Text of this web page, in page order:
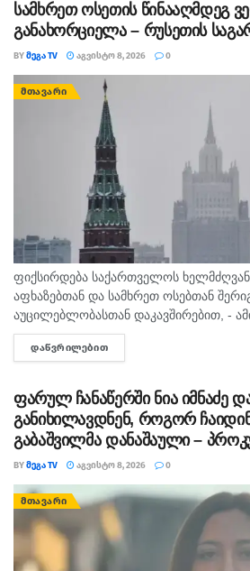
სამხრეთ ოსეთის წინააღმდეგ
განახორციელა – რუსეთის
BYᲛᲔᲒᲐ TV ᲐᲒᲕᲘᲡᲢᲝ 8, 2026 0
ᲛᲗᲐᲕᲐᲠᲘ
ფიქსირდება საქართველოს
აფხაზებთან და სამხრეთ ოსებთან
აუცილებლობასთან დაკავშირებით, -
საგარეო საქმეთა სამინისტროს
რომელსაც უწყება 2008 წლის
ᲓᲐᲬᲕᲠᲘᲚᲔᲑᲘᲗ
ფარულ ჩანაწერში ნია იმნაძე
განიხილავდნენ, როგორ
გაბაშვილმა დანაშაული –
BYᲛᲔᲒᲐ TV ᲐᲒᲕᲘᲡᲢᲝ 8, 2026 0
ᲛᲗᲐᲕᲐᲠᲘ